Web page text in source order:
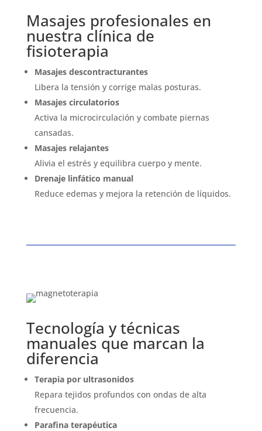
Masajes profesionales en
nuestra clínica de
fisioterapia
Masajes descontracturantes
Libera la tensión y corrige malas posturas.
Masajes circulatorios
Activa la microcirculación y combate piernas
cansadas.
Masajes relajantes
Alivia el estrés y equilibra cuerpo y mente.
Drenaje linfático manual
Reduce edemas y mejora la retención de líquidos.
Tecnología y técnicas
manuales que marcan la
diferencia
Terapia por ultrasonidos
Repara tejidos profundos con ondas de alta
frecuencia.
Parafina terapéutica